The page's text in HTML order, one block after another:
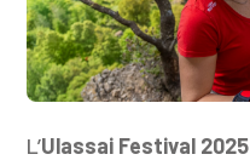
L’Ulassai Festival 2025